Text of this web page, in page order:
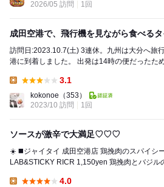
2026/05 訪問
1回
成田空港で、飛行機を見ながら食べるタ
訪問日:2023.10.7(土) 3連休。九州は大分へ旅行に出かけるため、成田空
港に到着しました。 出発は14時の便だったため、お昼を成田空港内で食
3.1
kokonoe （353）
2023/10 訪問
1回
ソースが激辛で大満足♡♡♡
☀️ ◼️️ジャイタイ 成田空港店 鶏挽肉のスパイシーサラダともち米
4.0